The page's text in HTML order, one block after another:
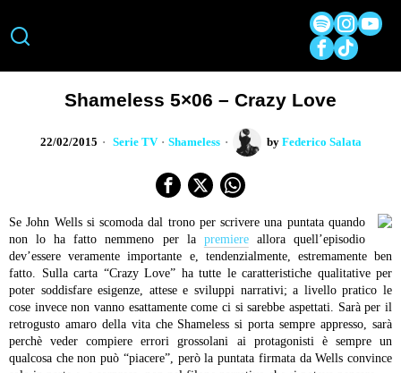
Shameless 5×06 – Crazy Love
22/02/2015 Serie TV · Shameless by Federico Salata
Se John Wells si scomoda dal trono per scrivere una puntata quando
non lo ha fatto nemmeno per la premiereallora quell’episodio
dev’essere veramente importante e, tendenzialmente, estremamente ben
fatto. Sulla carta “Crazy Love” ha tutte le caratteristiche qualitative per
poter soddisfare esigenze, attese e sviluppi narrativi; a livello pratico le
cose invece non vanno esattamente come ci si sarebbe aspettati. Sarà per il
retrogusto amaro della vita che Shameless si porta sempre appresso, sarà
perchè veder compiere errori grossolani ai protagonisti è sempre un
qualcosa che non può “piacere”, però la puntata firmata da Wells convince